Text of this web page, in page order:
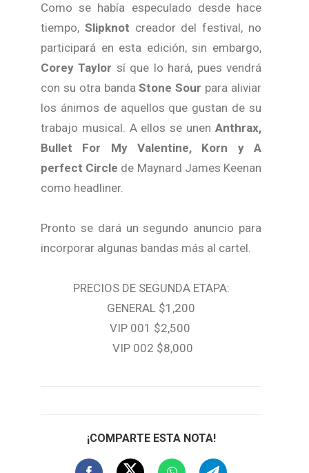
Como se había especulado desde hace
tiempo, Slipknot creador del festival, no
participará en esta edición, sin embargo,
Corey Taylor sí que lo hará, pues vendrá
con su otra bandaStone Sour para aliviar
los ánimos de aquellos que gustan de su
trabajo musical. A ellos se unen Anthrax,
Bullet For My Valentine, Korn y A
perfect Circle de Maynard James Keenan
como headliner.
Pronto se dará un segundo anuncio para
incorporar algunas bandas más al cartel.
PRECIOS DE SEGUNDA ETAPA:
GENERAL $1,200
VIP 001 $2,500
VIP 002 $8,000
¡COMPARTE ESTA NOTA!